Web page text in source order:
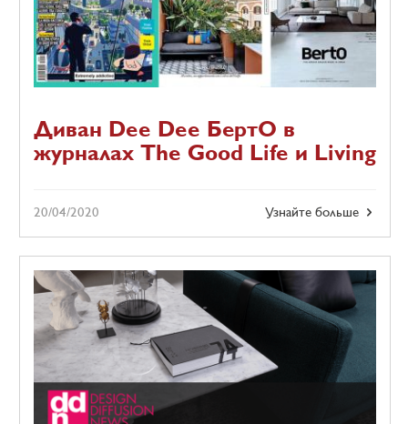
Диван Dee Dee БертО в
журналах The Good Life и Living
Узнайте больше
20/04/2020